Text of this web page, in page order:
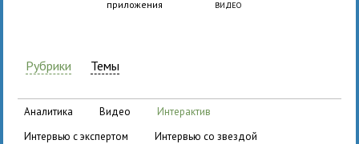
приложения ВИДЕО
Рубрики Темы
аналитика видео
интерактив
интервью с экспертом
интервью со звездой